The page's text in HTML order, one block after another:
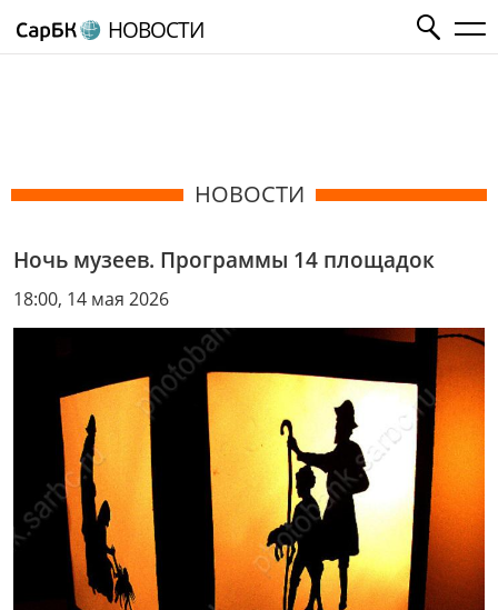
НОВОСТИ
НОВОСТИ
Ночь музеев. Программы 14 площадок
18:00, 14 мая 2026